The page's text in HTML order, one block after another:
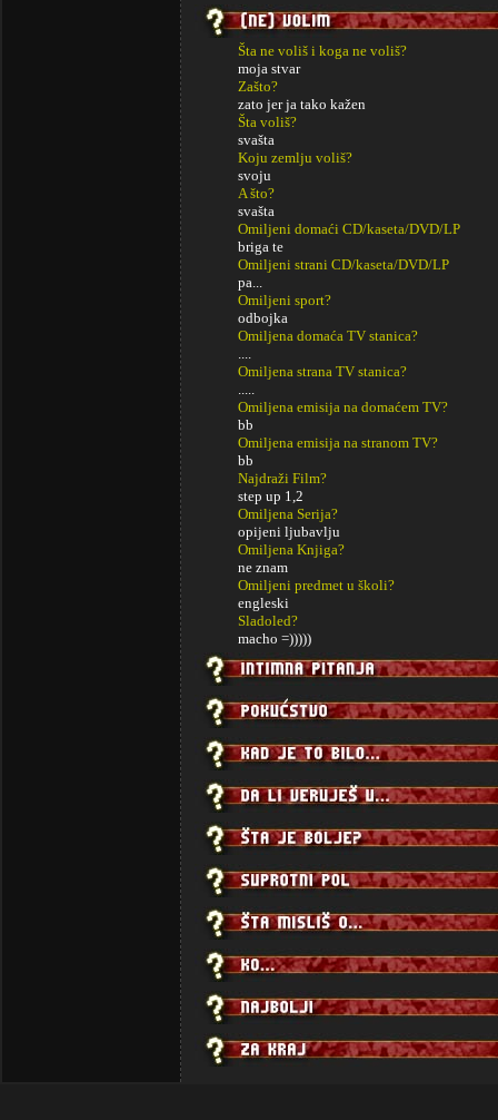
Šta ne voliš i koga ne voliš?
moja stvar
Zašto?
zato jer ja tako kažen
Šta voliš?
svašta
Koju zemlju voliš?
svoju
A što?
svašta
Omiljeni domaći CD/kaseta/DVD/LP
briga te
Omiljeni strani CD/kaseta/DVD/LP
pa...
Omiljeni sport?
odbojka
Omiljena domaća TV stanica?
....
Omiljena strana TV stanica?
.....
Omiljena emisija na domaćem TV?
bb
Omiljena emisija na stranom TV?
bb
Najdraži Film?
step up 1,2
Omiljena Serija?
opijeni ljubavlju
Omiljena Knjiga?
ne znam
Omiljeni predmet u školi?
engleski
Sladoled?
macho =)))))